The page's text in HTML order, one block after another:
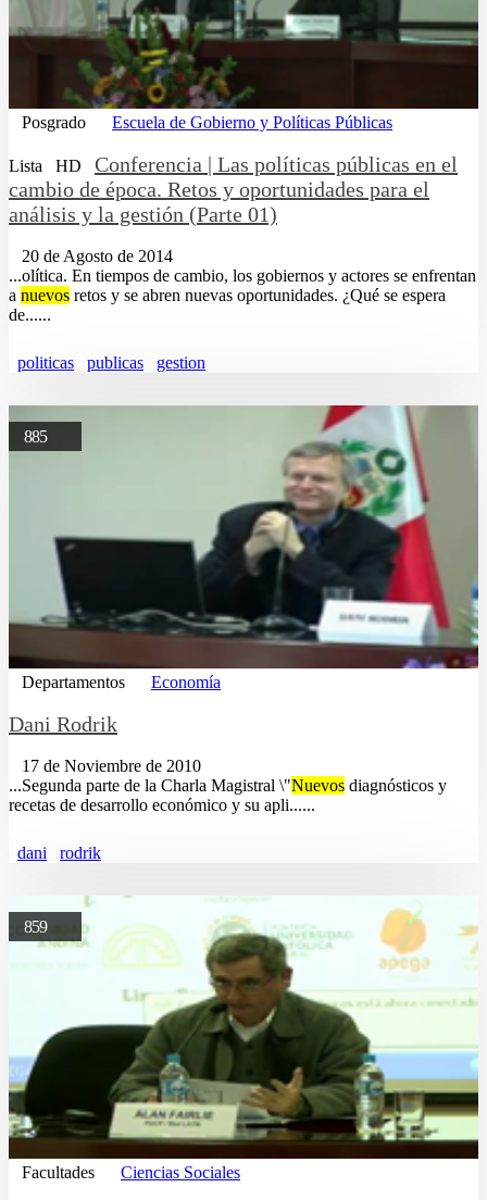
Posgrado Escuela de Gobierno y Políticas Públicas
Lista HD
Conferencia | Las políticas públicas en el
cambio de época. Retos y oportunidades para el
análisis y la gestión (Parte 01)
20 de Agosto de 2014
...olítica. En tiempos de cambio, los gobiernos y actores se enfrentan
a nuevos retos y se abren nuevas oportunidades. ¿Qué se espera
de......
politicas publicas gestion
885
Departamentos Economía
Dani Rodrik
17 de Noviembre de 2010
...Segunda parte de la Charla Magistral \"Nuevos diagnósticos y
recetas de desarrollo económico y su apli......
dani rodrik
859
Facultades Ciencias Sociales